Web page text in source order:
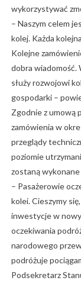
wykorzystywać
– Naszym celem
kolej. Każda
Kolejne
dobra wiadomość.
służy rozwojowi
gospodarki –
Zgodnie z umową
zamówienia w
przeglądy
poziomie
zostaną
– Pasażerowie
kolei. Cieszymy
inwestycje w
oczekiwania
narodowego
podróżuje
Podsekretarz